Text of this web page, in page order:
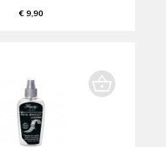
€ 9,90